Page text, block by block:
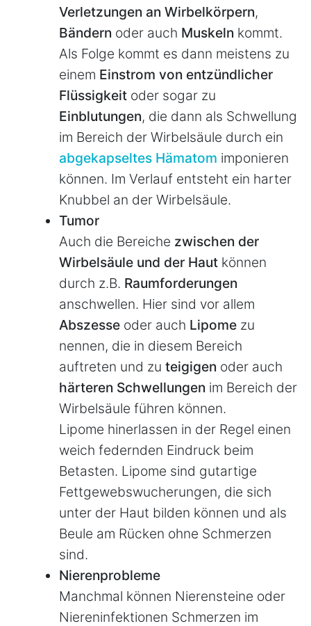
Verletzungen an Wirbelkörpern,
Bändern oder auch Muskeln kommt.
Als Folge kommt es dann meistens zu
einem Einstrom von entzündlicher
Flüssigkeit oder sogar zu
Einblutungen, die dann als Schwellung
im Bereich der Wirbelsäule durch ein
abgekapseltes Hämatom imponieren
können. Im Verlauf entsteht ein harter
Knubbel an der Wirbelsäule.
Tumor
Auch die Bereiche zwischen der
Wirbelsäule und der Haut können
durch z.B. Raumforderungen
anschwellen. Hier sind vor allem
Abszesse oder auch Lipome zu
nennen, die in diesem Bereich
auftreten und zu teigigen oder auch
härteren Schwellungen im Bereich der
Wirbelsäule führen können.
Lipome hinerlassen in der Regel einen
weich federnden Eindruck beim
Betasten. Lipome sind gutartige
Fettgewebswucherungen, die sich
unter der Haut bilden können und als
Beule am Rücken ohne Schmerzen
sind.
Nierenprobleme
Manchmal können Nierensteine oder
Niereninfektionen Schmerzen im